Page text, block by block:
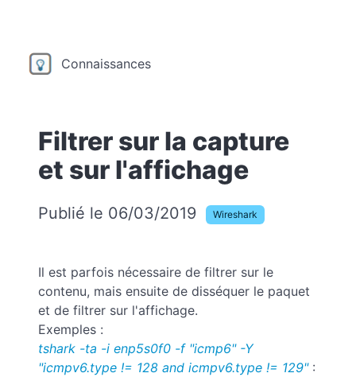
Connaissances
Filtrer sur la capture
et sur l'affichage
Publié le 06/03/2019 Wireshark
Il est parfois nécessaire de filtrer sur le
contenu, mais ensuite de disséquer le paquet
et de filtrer sur l'affichage.
Exemples :
tshark -ta -i enp5s0f0 -f "icmp6" -Y
"icmpv6.type != 128 and icmpv6.type != 129":